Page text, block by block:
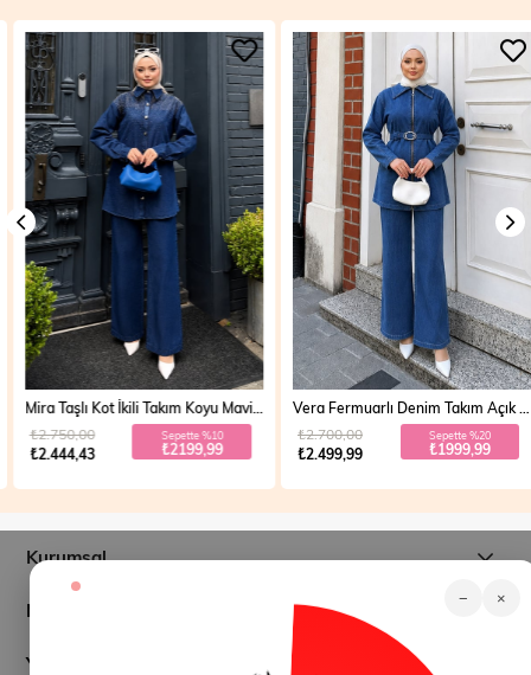
Mira Taşlı Kot İkili Takım Koyu Mavi 19286
₺2.444,43
₺2.750,00 Sepette %10
₺2199,99
Vera Fermuarlı Denim Takım Açık Mavi 19298
₺2.499,99
₺2.700,00 Sepette %20
₺1999,99
Kurumsal
Müşteri İlişkileri
Yardım
− ×